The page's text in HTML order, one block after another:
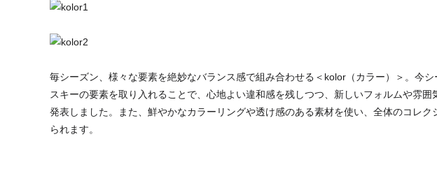
毎シーズン、様々な要素を絶妙なバランス感で組み合わせる＜kolor（カラー）＞。今
スキーの要素を取り入れることで、心地よい違和感を残しつつ、新しいフォルムや雰囲
発表しました。また、鮮やかなカラーリングや透け感のある素材を使い、全体のコレク
られます。